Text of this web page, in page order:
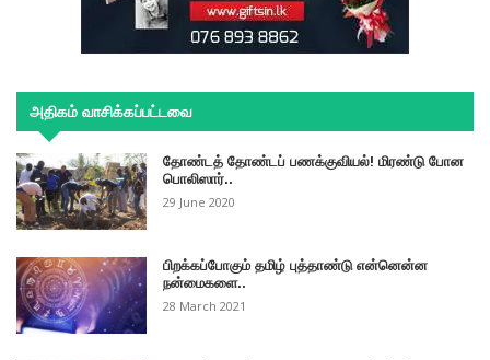
அதிகம் வாசிக்கப்பட்டவை
தோண்டத் தோண்டப் பணக்குவியல்! மிரண்டு போன
பொலிஸார்..
29 June 2020
பிறக்கப்போகும் தமிழ் புத்தாண்டு என்னென்ன
நன்மைகளை..
28 March 2021